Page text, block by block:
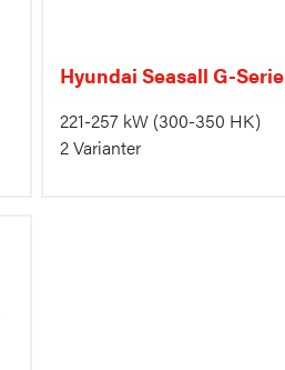
Hyundai Seasall G-Serie
221-257 kW (300-350 HK)
2 Varianter